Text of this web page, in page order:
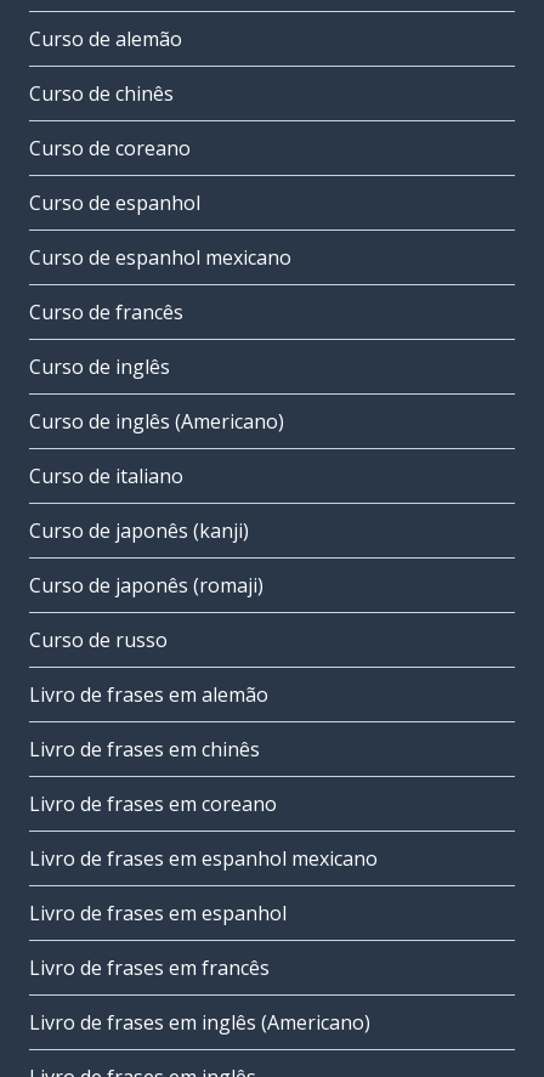
Curso de alemão
Curso de chinês
Curso de coreano
Curso de espanhol
Curso de espanhol mexicano
Curso de francês
Curso de inglês
Curso de inglês (Americano)
Curso de italiano
Curso de japonês (kanji)
Curso de japonês (romaji)
Curso de russo
Livro de frases em alemão
Livro de frases em chinês
Livro de frases em coreano
Livro de frases em espanhol mexicano
Livro de frases em espanhol
Livro de frases em francês
Livro de frases em inglês (Americano)